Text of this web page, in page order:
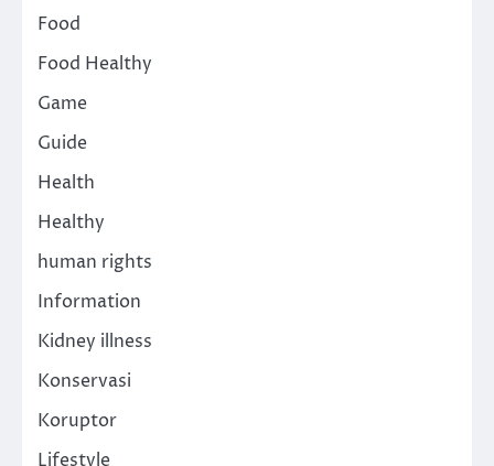
Food
Food Healthy
Game
Guide
Health
Healthy
human rights
Information
Kidney illness
Konservasi
Koruptor
Lifestyle